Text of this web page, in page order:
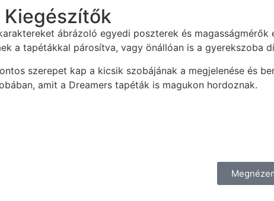
Kiegészítők
ábrázoló egyedi poszterek és
a tapétákkal párosítva, vagy önállóan is a gyerekszoba
szerepet kap a kicsik szobájának a megjelenése és
amit a Dreamers tapéták is magukon hordoznak.